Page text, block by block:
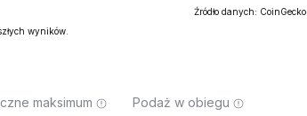
Źródło danych: CoinGecko
wyników.
maksimum Podaż w obiegu